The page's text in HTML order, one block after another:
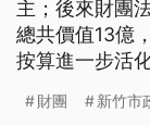
主；後來財團
總共價值13億
按算進一步活
雖然講進前是
財團 新竹市